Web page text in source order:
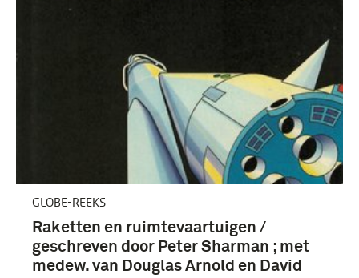
GLOBE-REEKS
Raketten en ruimtevaartuigen /
geschreven door Peter Sharman ; met
medew. van Douglas Arnold en David